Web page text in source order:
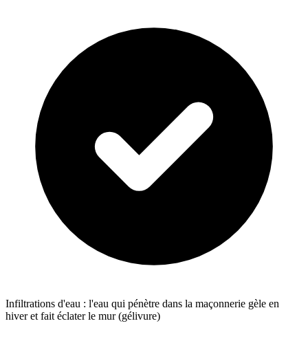
Infiltrations d'eau : l'eau qui pénètre dans la maçonnerie gèle en
hiver et fait éclater le mur (gélivure)